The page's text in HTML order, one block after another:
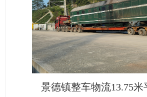
景德镇整车物流13.75米